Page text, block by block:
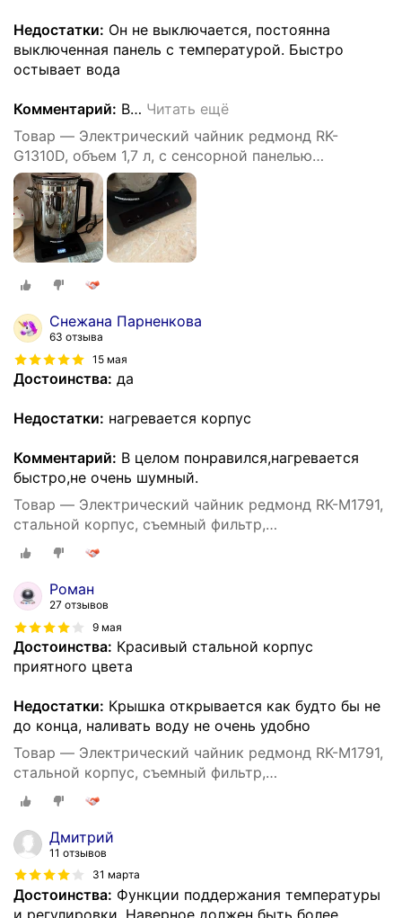
Недостатки: Он не выключается, постоянна
выключенная панель с температурой. Быстро
остывает вода
Комментарий: В… Читать ещё
Товар — Электрический чайник редмонд RK-
G1310D, объем 1,7 л, с сенсорной панелью
управления
Снежана Парненкова
63 отзыва
15 мая
Достоинства: да
Недостатки: нагревается корпус
Комментарий: В целом понравился,нагревается
быстро,не очень шумный.
Товар — Электрический чайник редмонд RK-M1791,
стальной корпус, съемный фильтр,
автоотключение, вращение на 360°, 1,7 л, 2100 Вт
Роман
27 отзывов
9 мая
Достоинства: Красивый стальной корпус
приятного цвета
Недостатки: Крышка открывается как будто бы не
до конца, наливать воду не очень удобно
Товар — Электрический чайник редмонд RK-M1791,
стальной корпус, съемный фильтр,
автоотключение, вращение на 360°, 1,7 л, 2100 Вт
Дмитрий
11 отзывов
31 марта
Достоинства: Функции поддержания температуры
и регулировки. Наверное должен быть более